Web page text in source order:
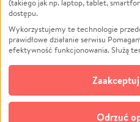
Ukraina
Pomoc Finansowa
Projekty
Pogrzeb
Społeczność lokalna
Kultura
(takiego jak np. laptop, tablet,
dostępu.
Wykorzystujemy te technologie
prawidłowe działanie serwisu
efektywność funkcjonowania. Służą
opcjonalnych
technologii do celów analitycznych i
zgodę na ich stosowanie lub jej
możliwość zmiany swoich preferencji
do której link znajdziesz w stopce
Odrzuć